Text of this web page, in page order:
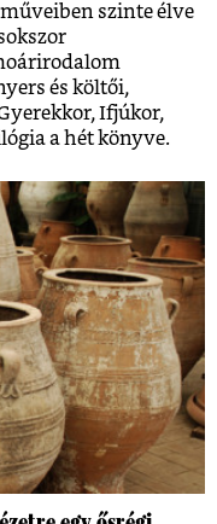
szinte élve
és költői,
Ifjúkor,
a hét könyve.